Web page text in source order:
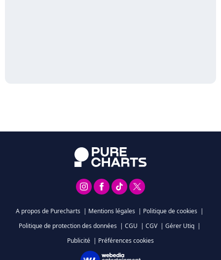
A propos de Purecharts | Mentions légales | Politique de cookies |
Politique de protection des données | CGU | CGV | Gérer Utiq |
Publicité | Préférences cookies